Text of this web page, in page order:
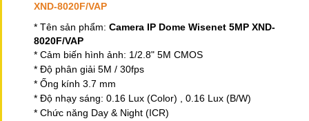
XND-8020F/VAP
* Tên sản phẩm: Camera IP Dome Wisenet 5MP XND-
8020F/VAP
* Cảm biến hình ảnh: 1/2.8" 5M CMOS
* Độ phân giải 5M / 30fps
* Ống kính 3.7 mm
* Độ nhạy sáng: 0. 16 Lux (Color) , 0.16 Lux (B/W)
* Chức năng Day & Night (ICR)